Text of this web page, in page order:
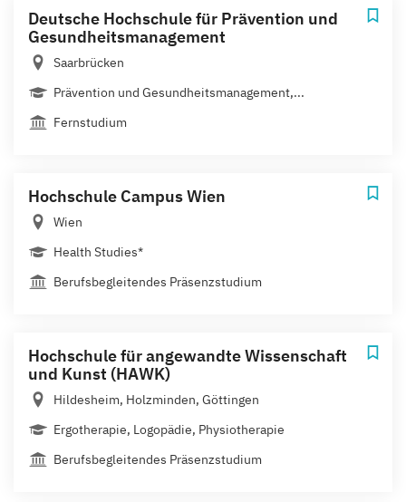
Deutsche Hochschule für Prävention und
Gesundheitsmanagement
Saarbrücken
Prävention und Gesundheitsmanagement,...
Fernstudium
Hochschule Campus Wien
Wien
Health Studies*
Berufsbegleitendes Präsenzstudium
Hochschule für angewandte Wissenschaft
und Kunst (HAWK)
Hildesheim, Holzminden, Göttingen
Ergotherapie, Logopädie, Physiotherapie
Berufsbegleitendes Präsenzstudium